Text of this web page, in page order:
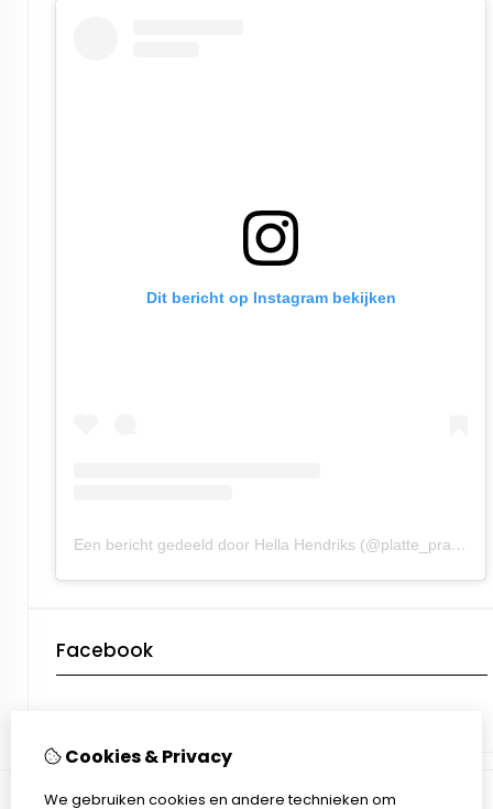
Dit bericht op Instagram bekijken
Een bericht gedeeld door Hella Hendriks (@platte_praot)
Facebook
Cookies & Privacy
We gebruiken cookies en andere technieken om